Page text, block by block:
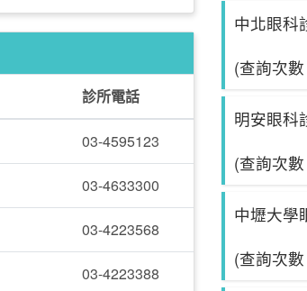
診所電話
03-4595123
03-4633300
03-4223568
03-4223388
中北眼科
(查詢次
明安眼科
(查詢次
中壢大學
(查詢次